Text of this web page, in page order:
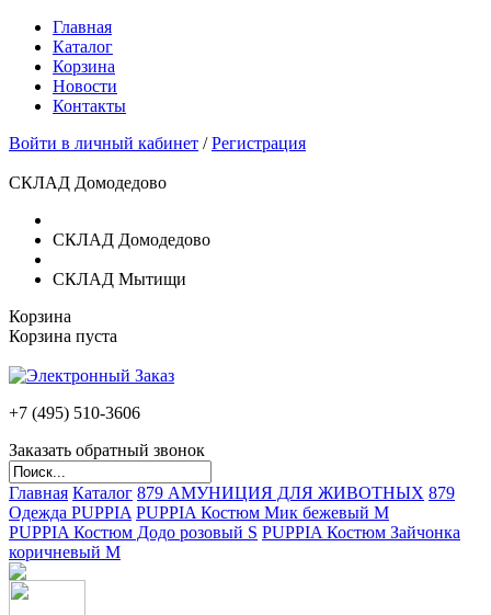
Главная
Каталог
Корзина
Новости
Контакты
Войти в личный кабинет /Регистрация
СКЛАД Домодедово
СКЛАД Домодедово
СКЛАД Мытищи
Корзина
Корзина пуста
+7 (495) 510-3606
Заказать обратный звонок
Главная Каталог 879 АМУНИЦИЯ ДЛЯ ЖИВОТНЫХ 879
Одежда PUPPIA PUPPIA Костюм Мик бежевый M
PUPPIA Костюм Додо розовый S PUPPIA Костюм Зайчонка
коричневый M